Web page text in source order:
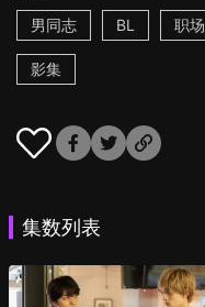
男同志
BL 职
影集
集数列表